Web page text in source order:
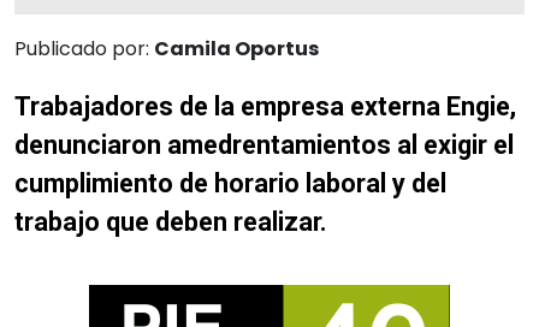
Publicado por: Camila Oportus
Trabajadores de la empresa externa Engie,
denunciaron amedrentamientos al exigir el
cumplimiento de horario laboral y del
trabajo que deben realizar.